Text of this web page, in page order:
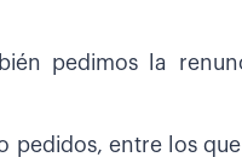
pedimos la
pedidos, entre los